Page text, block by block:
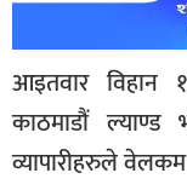
आइतवार विहान
काठमाडौं
व्यापारीहरुले